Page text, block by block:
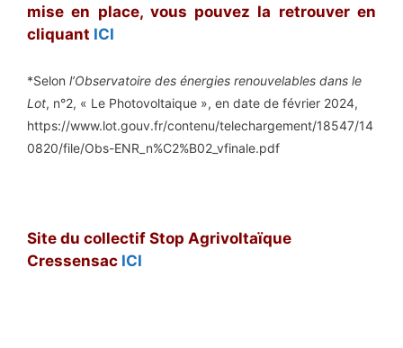
mise en place, vous pouvez la retrouver en
cliquant ICI
*Selon l’Observatoire des énergies renouvelables dans le
Lot, n°2, « Le Photovoltaique », en date de février 2024,
https://www.lot.gouv.fr/contenu/telechargement/18547/14
0820/file/Obs-ENR_n%C2%B02_vfinale.pdf
Site du collectif Stop Agrivoltaïque
Cressensac ICI